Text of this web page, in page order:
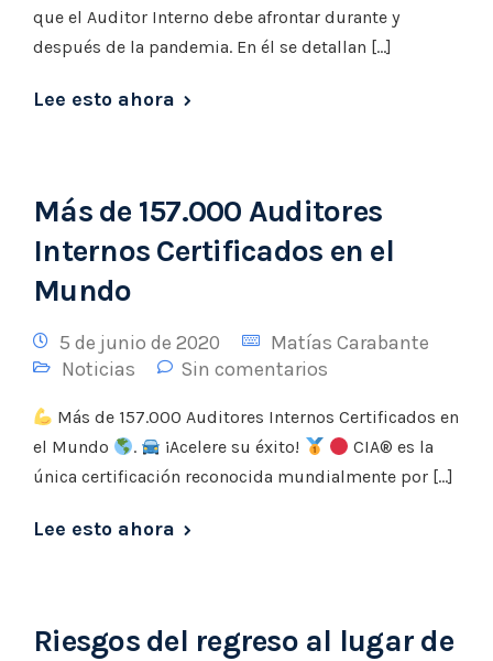
que el Auditor Interno debe afrontar durante y
después de la pandemia. En él se detallan […]
Lee esto ahora
Más de 157.000 Auditores
Internos Certificados en el
Mundo
5 de junio de 2020
Matías Carabante
Noticias
Sin comentarios
Más de 157.000 Auditores Internos Certificados en
el Mundo
. ¡Acelere su éxito!
CIA® es la
única certificación reconocida mundialmente por […]
Lee esto ahora
​Riesgos del regreso al lugar de